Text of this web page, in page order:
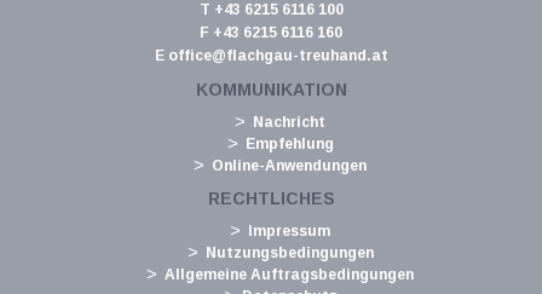
T +43 6215 6116 100
F +43 6215 6116 160
E office@flachgau-treuhand.at
KOMMUNIKATION
Nachricht
Empfehlung
Online-Anwendungen
RECHTLICHES
Impressum
Nutzungsbedingungen
Allgemeine Auftragsbedingungen